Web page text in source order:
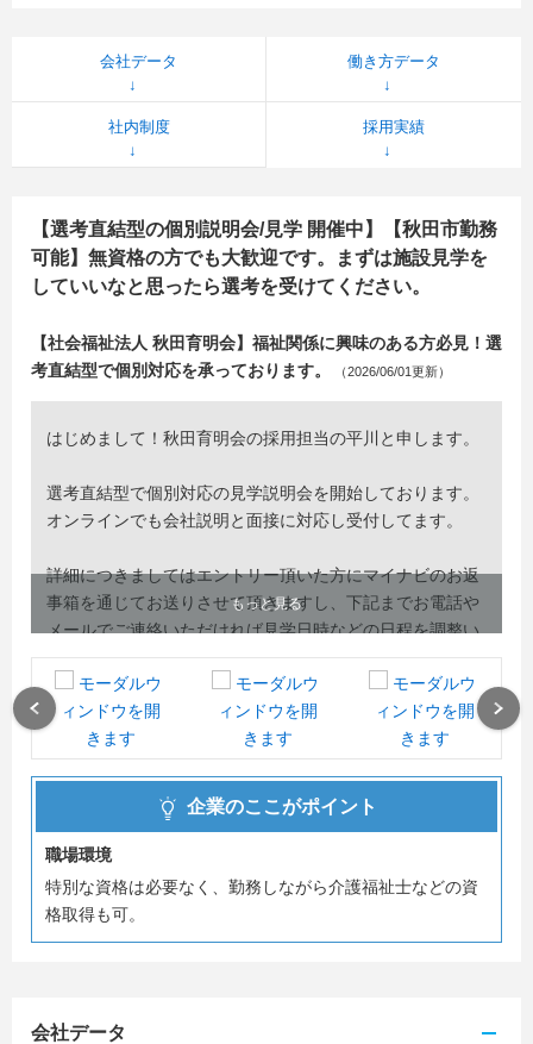
会社データ 働き方データ
社内制度 採用実績
【選考直結型の個別説明会/見学 開催中】【秋田市勤務
可能】無資格の方でも大歓迎です。まずは施設見学を
していいなと思ったら選考を受けてください。
【社会福祉法人 秋田育明会】福祉関係に興味のある方必見！選
考直結型で個別対応を承っております。
（2026/06/01更新）
はじめまして！秋田育明会の採用担当の平川と申します。
選考直結型で個別対応の見学説明会を開始しております。
オンラインでも会社説明と面接に対応し受付してます。
詳細につきましてはエントリー頂いた方にマイナビのお返
事箱を通じてお送りさせて頂きますし、下記までお電話や
メールでご連絡いただければ見学日時などの日程を調整い
たします。
電話番号：018-834-2577
Eメール : takeoi@ikumei.or.jp
皆様からのご応募、心からお待ちしております！
もっと見る
企業のここがポイント
職場環境
特別な資格は必要なく、勤務しながら介護福祉士などの資
格取得も可。
会社データ